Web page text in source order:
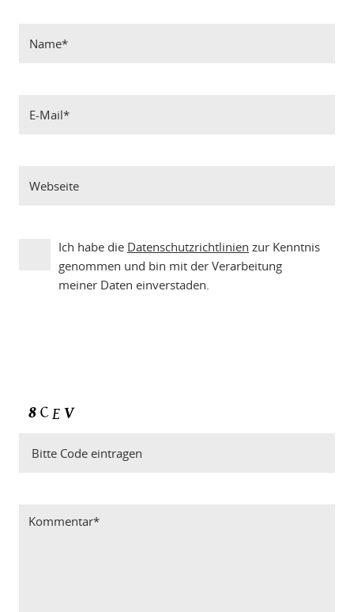
Ich habe die Datenschutzrichtlinien zur Kenntnis
genommen und bin mit der Verarbeitung
meiner Daten einverstaden.